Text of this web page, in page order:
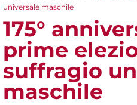
You are here
universale maschile
175°
prime
suffragio
maschile